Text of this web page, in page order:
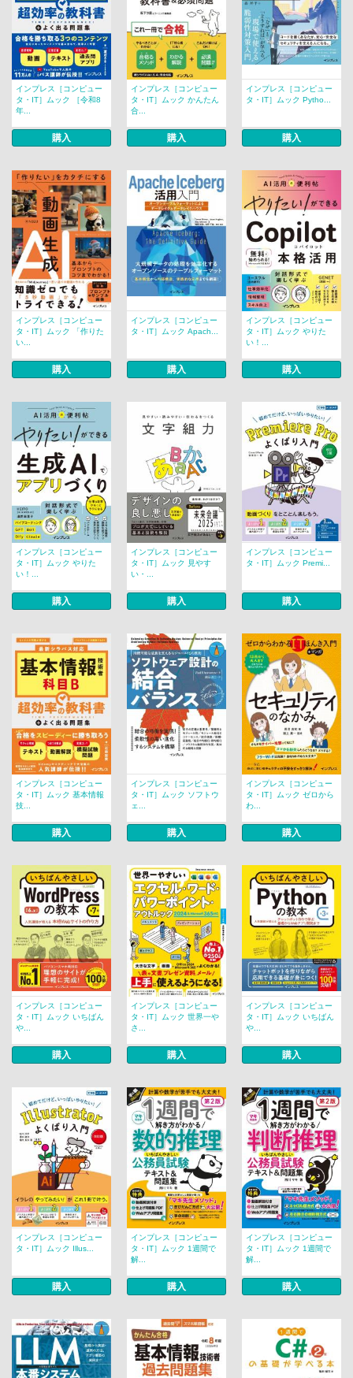
インプレス［コンピュー
タ・IT］ムック ［令和8
年...
購入
インプレス［コンピュー
タ・IT］ムック かんたん
合...
購入
インプレス［コンピュー
タ・IT］ムック Pytho...
購入
インプレス［コンピュー
タ・IT］ムック 「作りた
い...
購入
インプレス［コンピュー
タ・IT］ムック Apach...
購入
インプレス［コンピュー
タ・IT］ムック やりた
い！...
購入
インプレス［コンピュー
タ・IT］ムック やりた
い！...
購入
インプレス［コンピュー
タ・IT］ムック 見やす
い・...
購入
インプレス［コンピュー
タ・IT］ムック Premi...
購入
インプレス［コンピュー
タ・IT］ムック 基本情報
技...
購入
インプレス［コンピュー
タ・IT］ムック ソフトウ
ェ...
購入
インプレス［コンピュー
タ・IT］ムック ゼロから
わ...
購入
インプレス［コンピュー
タ・IT］ムック いちばん
や...
購入
インプレス［コンピュー
タ・IT］ムック 世界一や
さ...
購入
インプレス［コンピュー
タ・IT］ムック いちばん
や...
購入
インプレス［コンピュー
タ・IT］ムック Illus...
購入
インプレス［コンピュー
タ・IT］ムック 1週間で
解...
購入
インプレス［コンピュー
タ・IT］ムック 1週間で
解...
購入